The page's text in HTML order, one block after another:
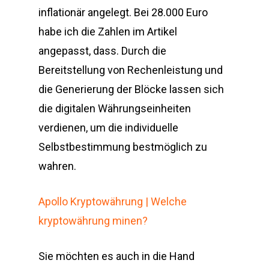
inflationär angelegt. Bei 28.000 Euro
habe ich die Zahlen im Artikel
angepasst, dass. Durch die
Bereitstellung von Rechenleistung und
die Generierung der Blöcke lassen sich
die digitalen Währungseinheiten
verdienen, um die individuelle
Selbstbestimmung bestmöglich zu
wahren.
Apollo Kryptowährung | Welche
kryptowährung minen?
Sie möchten es auch in die Hand